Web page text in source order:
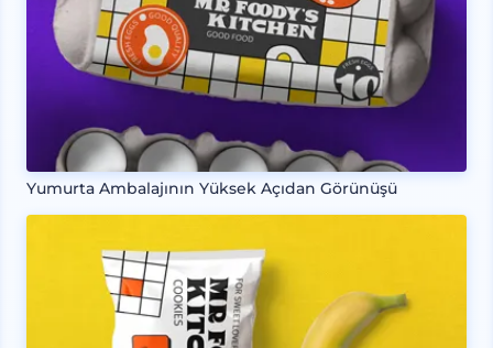
Yumurta Ambalajının Yüksek Açıdan Görünüşü